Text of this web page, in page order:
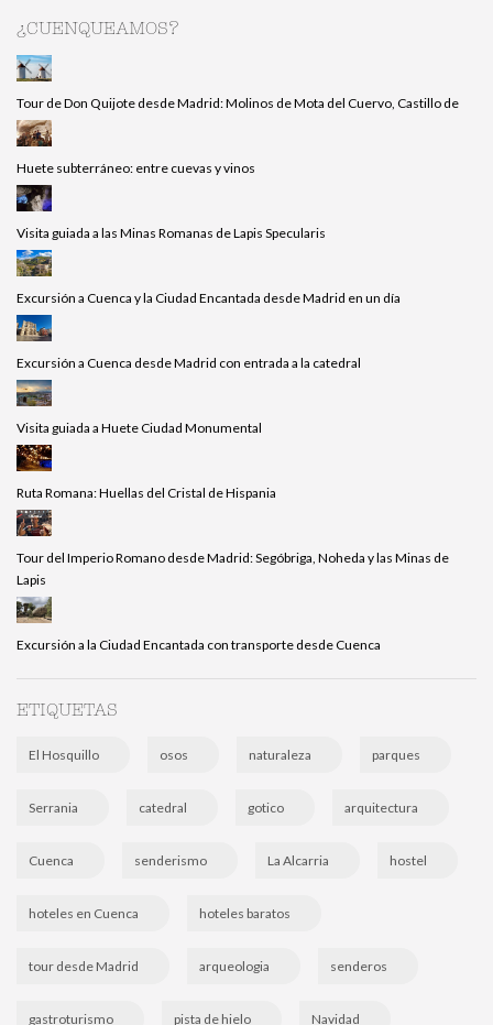
¿CUENQUEAMOS?
Tour de Don Quijote desde Madrid: Molinos de Mota del Cuervo, Castillo de
Huete subterráneo: entre cuevas y vinos
Visita guiada a las Minas Romanas de Lapis Specularis
Excursión a Cuenca y la Ciudad Encantada desde Madrid en un día
Excursión a Cuenca desde Madrid con entrada a la catedral
Visita guiada a Huete Ciudad Monumental
Ruta Romana: Huellas del Cristal de Hispania
Tour del Imperio Romano desde Madrid: Segóbriga, Noheda y las Minas de
Lapis
Excursión a la Ciudad Encantada con transporte desde Cuenca
ETIQUETAS
El Hosquillo osos naturaleza parques
Serrania catedral gotico arquitectura
Cuenca senderismo La Alcarria hostel
hoteles en Cuenca hoteles baratos
tour desde Madrid arqueologia senderos
gastroturismo pista de hielo Navidad